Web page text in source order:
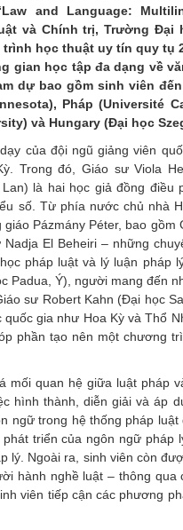
and Language:
và Chính trị, Trường Đại
học thuật uy tín quy
gian học tập đa dạng về
dự bao gồm sinh viên
Pháp (Université
và Hungary (Đại học
của đội ngũ giảng viên
Trong đó, Giáo sư Viola
là hai học giả đồng
số. Từ phía nước chủ nhà
Pázmány Péter, bao
El Beheiri – những
pháp luật và lý luận pháp
Padua, Ý), người mang đến
sư Robert Kahn (Đại học
gia như Hoa Kỳ và Thổ
phần tạo nên một chương
mối quan hệ giữa luật pháp
hình thành, diễn giải và áp
ngữ trong hệ thống pháp
triển của ngôn ngữ pháp
lý. Ngoài ra, sinh viên còn
hành nghề luật – thông qua
viên tiếp cận các phương